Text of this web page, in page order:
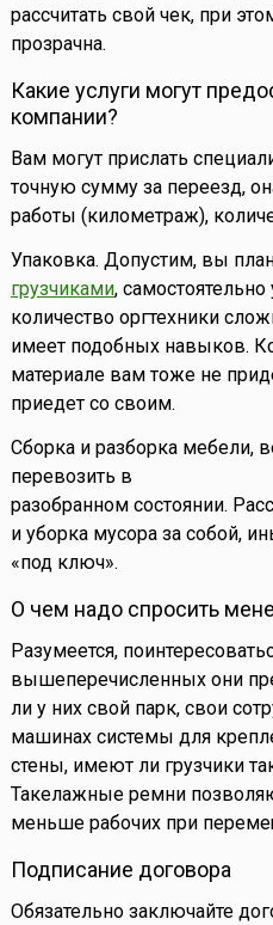
рассчитать свой чек, при
прозрачна.
Какие услуги могут
компании?
Вам могут прислать
точную сумму за переезд,
работы (километраж),
Упаковка. Допустим, вы
грузчиками, самостоятельно
количество оргтехники
имеет подобных навыков.
материале вам тоже не
приедет со своим.
Сборка и разборка мебели,
перевозить в
разобранном состоянии.
и уборка мусора за собой,
«под ключ».
О чем надо спросить
Разумеется,
вышеперечисленных они
ли у них свой парк, свои
машинах системы для
стены, имеют ли грузчики
Такелажные ремни
меньше рабочих при
Подписание договора
Обязательно заключайте